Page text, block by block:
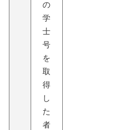
の
学
士
号
を
取
得
し
た
者